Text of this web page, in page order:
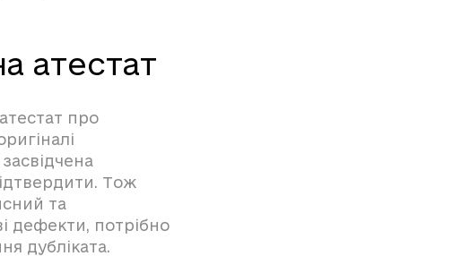
атестат
про
Тож
та
дефекти, потрібно
дубліката.